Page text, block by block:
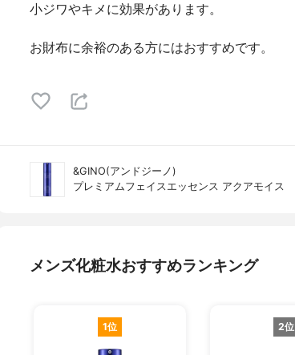
小ジワやキメに効果があります。
お財布に余裕のある方にはおすすめです。
&GINO(アンドジーノ)
プレミアムフェイスエッセンス アクアモイス
メンズ化粧水おすすめランキング
1位 2位